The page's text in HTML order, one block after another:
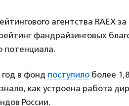
агентства RAEX
фандрайзинговых
потенциала.
год в фонд поступило более
как устроена работа
России.